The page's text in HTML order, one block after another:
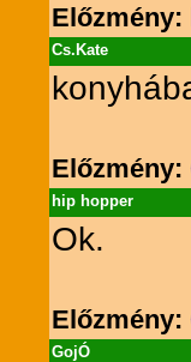
Előzmény:
Cs.Kate
Előzmény:
hip hopper
Ok.
Előzmény:
GojÓ